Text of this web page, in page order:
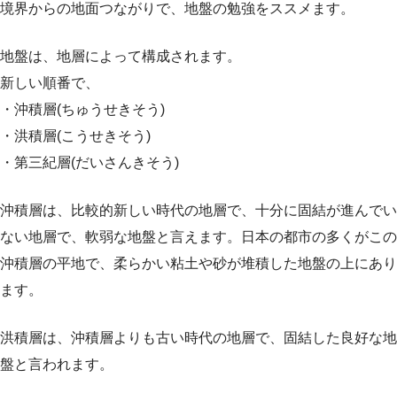
境界からの地面つながりで、地盤の勉強をススメます。
地盤は、地層によって構成されます。
新しい順番で、
・沖積層(ちゅうせきそう)
・洪積層(こうせきそう)
・第三紀層(だいさんきそう)
沖積層は、比較的新しい時代の地層で、十分に固結が進んでい
ない地層で、軟弱な地盤と言えます。日本の都市の多くがこの
沖積層の平地で、柔らかい粘土や砂が堆積した地盤の上にあり
ます。
洪積層は、沖積層よりも古い時代の地層で、固結した良好な地
盤と言われます。